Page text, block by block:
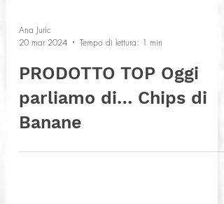
Ana Juric
20 mar 2024
Tempo di lettura: 1 min
PRODOTTO TOP Oggi
parliamo di… Chips di